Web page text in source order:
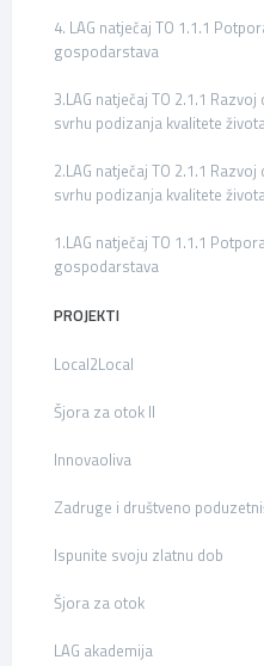
4. LAG natječaj TO 1.1.1
gospodarstava
3.LAG natječaj TO 2.1.1
svrhu podizanja kvalitete
2.LAG natječaj TO 2.1.1
svrhu podizanja kvalitete
1.LAG natječaj TO 1.1.1
gospodarstava
PROJEKTI
Local2Local
Šjora za otok II
Innovaoliva
Zadruge i društveno
Ispunite svoju zlatnu dob
Šjora za otok
LAG akademija